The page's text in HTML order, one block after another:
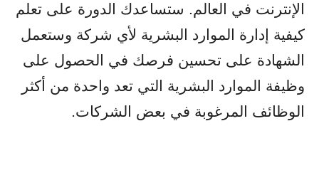
الإنترنت في العالم. ستساعدك الدورة على تعلم
كيفية إدارة الموارد البشرية لأي شركة وستعمل
الشهادة على تحسين فرصك في الحصول على
وظيفة الموارد البشرية التي تعد واحدة من أكثر
الوظائف المرغوبة في بعض الشركات.